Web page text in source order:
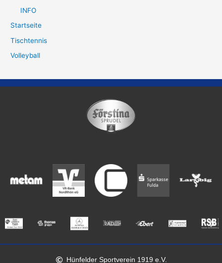
INFO
Startseite
Tischtennis
Volleyball
Hünfelder Sportverein 1919 e.V.